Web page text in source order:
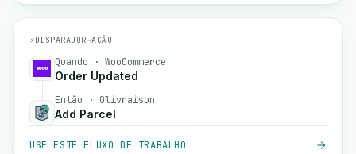
⚡ DISPARADOR→AÇÃO
Quando · WooCommerce
Order Updated
Então · Olivraison
Add Parcel
USE ESTE FLUXO DE TRABALHO